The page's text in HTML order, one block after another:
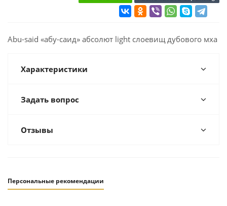
Abu-said «абу-саид» абсолют light слоевищ дубового мха
Характеристики
Задать вопрос
Отзывы
Персональные рекомендации